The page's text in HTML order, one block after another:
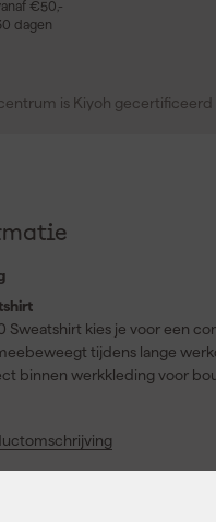
€50,-
dagen
is Kiyoh gecertificeerd
Sweatshirt kies je voor een
tijdens lange
binnen werkkleding voor
De 2x2 rib met Lycra
label ervaar je extra